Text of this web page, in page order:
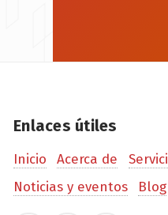
Enlaces útiles
Inicio Acerca de
Noticias y eventos
Blog